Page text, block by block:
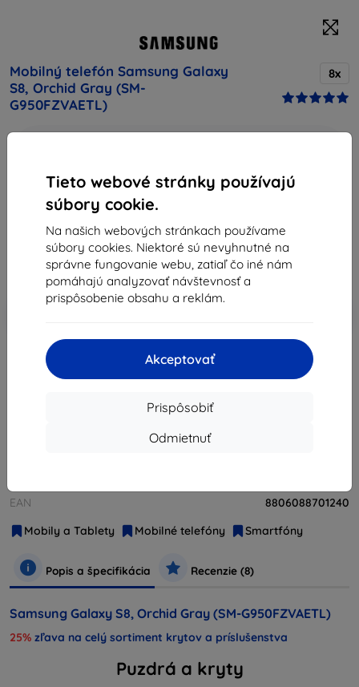
Tieto webové stránky používajú
súbory cookie.
Na našich webových stránkach používame
súbory cookies. Niektoré sú nevyhnutné na
správne fungovanie webu, zatiaľ čo iné nám
pomáhajú analyzovať návštevnosť a
prispôsobenie obsahu a reklám.
Akceptovať
Prispôsobiť
Odmietnuť
Mobilný telefón Samsung Galaxy
S8, Orchid Gray (SM-
G950FZVAETL)
8x
Popis a špecifikácia
377,10 €
339,39 €
vypredané
EAN
8806088701240
Mobily a Tablety
Mobilné telefóny Smartfóny
Popis a špecifikácia Recenzie (8)
Samsung Galaxy S8, Orchid Gray (SM-G950FZVAETL)
25% zľava na celý sortiment krytov a príslušenstva
Puzdrá a kryty